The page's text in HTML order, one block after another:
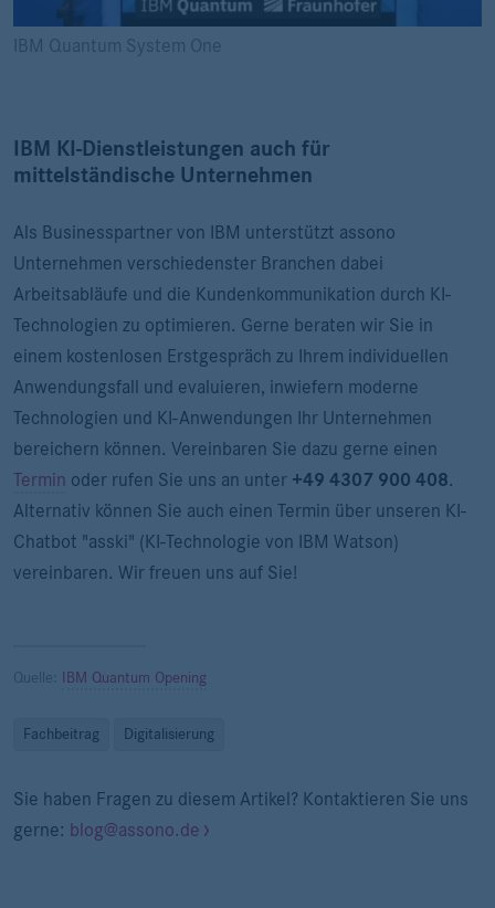
IBM Quantum System One
IBM KI-Dienstleistungen auch für
mittelständische Unternehmen
Als Businesspartner von IBM unterstützt assono
Unternehmen verschiedenster Branchen dabei
Arbeitsabläufe und die Kundenkommunikation durch KI-
Technologien zu optimieren. Gerne beraten wir Sie in
einem kostenlosen Erstgespräch zu Ihrem individuellen
Anwendungsfall und evaluieren, inwiefern moderne
Technologien und KI-Anwendungen Ihr Unternehmen
bereichern können. Vereinbaren Sie dazu gerne einen
Termin oder rufen Sie uns an unter +49 4307 900 408.
Alternativ können Sie auch einen Termin über unseren KI-
Chatbot "asski" (KI-Technologie von IBM Watson)
vereinbaren. Wir freuen uns auf Sie!
Quelle: IBM Quantum Opening
Fachbeitrag Digitalisierung
Sie haben Fragen zu diesem Artikel? Kontaktieren Sie uns
gerne: blog@assono.de